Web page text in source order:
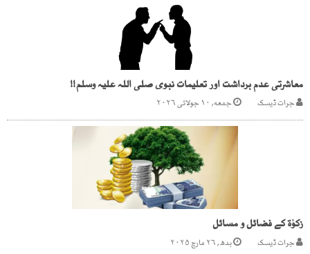
معاشرتی عدم برداشت اور تعلیمات نبوی صلی اللہ علیہ وسلم!!
جرات ڈیسک جمعه, ۱۰ جولائی ۲۰۲۶
زکوٰۃ کے فضائل و مسائل
جرات ڈیسک بدھ, ۲۶ مارچ ۲۰۲۵